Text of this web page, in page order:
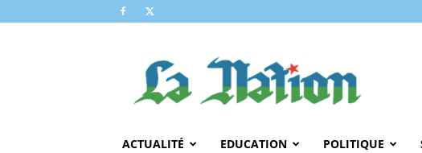
NATION
ACTUALITÉ EDUCATION POLITIQUE